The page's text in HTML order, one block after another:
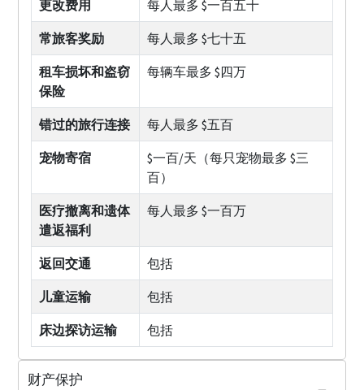
更改费用 每人最多 $一百五十
常旅客奖励 每人最多 $七十五
租车损坏和盗窃
保险
每辆车最多 $四万
错过的旅行连接 每人最多 $五百
宠物寄宿
$一百/天（每只宠物最多 $三
百）
医疗撤离和遗体
遣返福利
每人最多 $一百万
返回交通 包括
儿童运输 包括
床边探访运输 包括
财产保护